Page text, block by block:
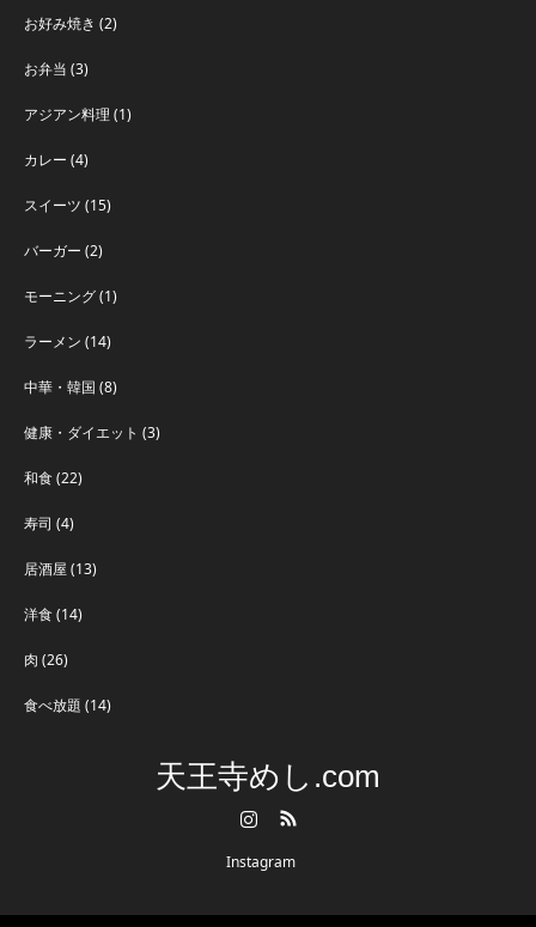
お好み焼き (2)
お弁当 (3)
アジアン料理 (1)
カレー (4)
スイーツ (15)
バーガー (2)
モーニング(1)
ラーメン (14)
中華・韓国 (8)
健康・ダイエット (3)
和食(22)
寿司 (4)
居酒屋 (13)
洋食(14)
肉 (26)
食べ放題 (14)
天王寺めし.com
Instagram